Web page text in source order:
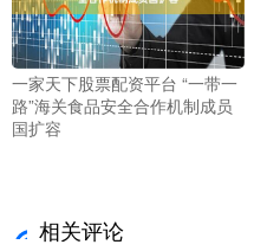
一家天下股票配资平台 “一带一
路”海关食品安全合作机制成员
国扩容
相关评论